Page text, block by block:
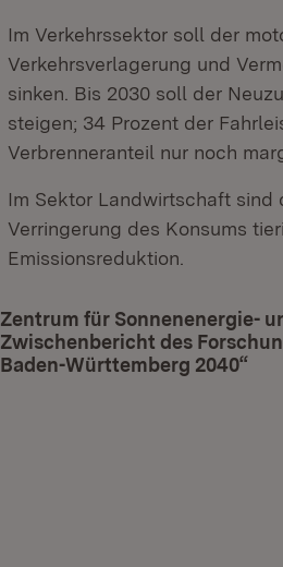
Im Verkehrssektor soll der
Verkehrsverlagerung und
sinken. Bis 2030 soll der
steigen; 34 Prozent der
Verbrenneranteil nur noch
Im Sektor Landwirtschaft sind
Verringerung des Konsums
Emissionsreduktion.
Extern:
Zentrum für Sonnenenergie-
Zwischenbericht des
Baden-Württemberg 2040“